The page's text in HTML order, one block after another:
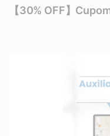
【30% OFF】